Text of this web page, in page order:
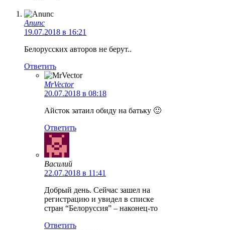
Anunc
19.07.2018 в 16:21
Белорусских авторов не берут..
Ответить
MrVector
20.07.2018 в 08:18
Айсток затаил обиду на батьку 🙂
Ответить
Василий
22.07.2018 в 11:41
Добрый день. Сейчас зашел на
регистрацию и увидел в списке
стран “Белоруссия” – наконец-то
Ответить